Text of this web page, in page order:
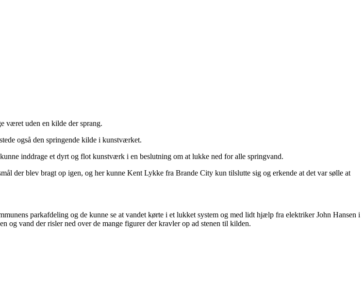
været uden en kilde der sprang.
også den springende kilde i kunstværket.
inddrage et dyrt og flot kunstværk i en beslutning om at lukke ned for alle springvand.
der blev bragt op igen, og her kunne Kent Lykke fra Brande City kun tilslutte sig og erkende at det var sølle at
parkafdeling og de kunne se at vandet kørte i et lukket system og med lidt hjælp fra elektriker John Hansen i
og vand der risler ned over de mange figurer der kravler op ad stenen til kilden.